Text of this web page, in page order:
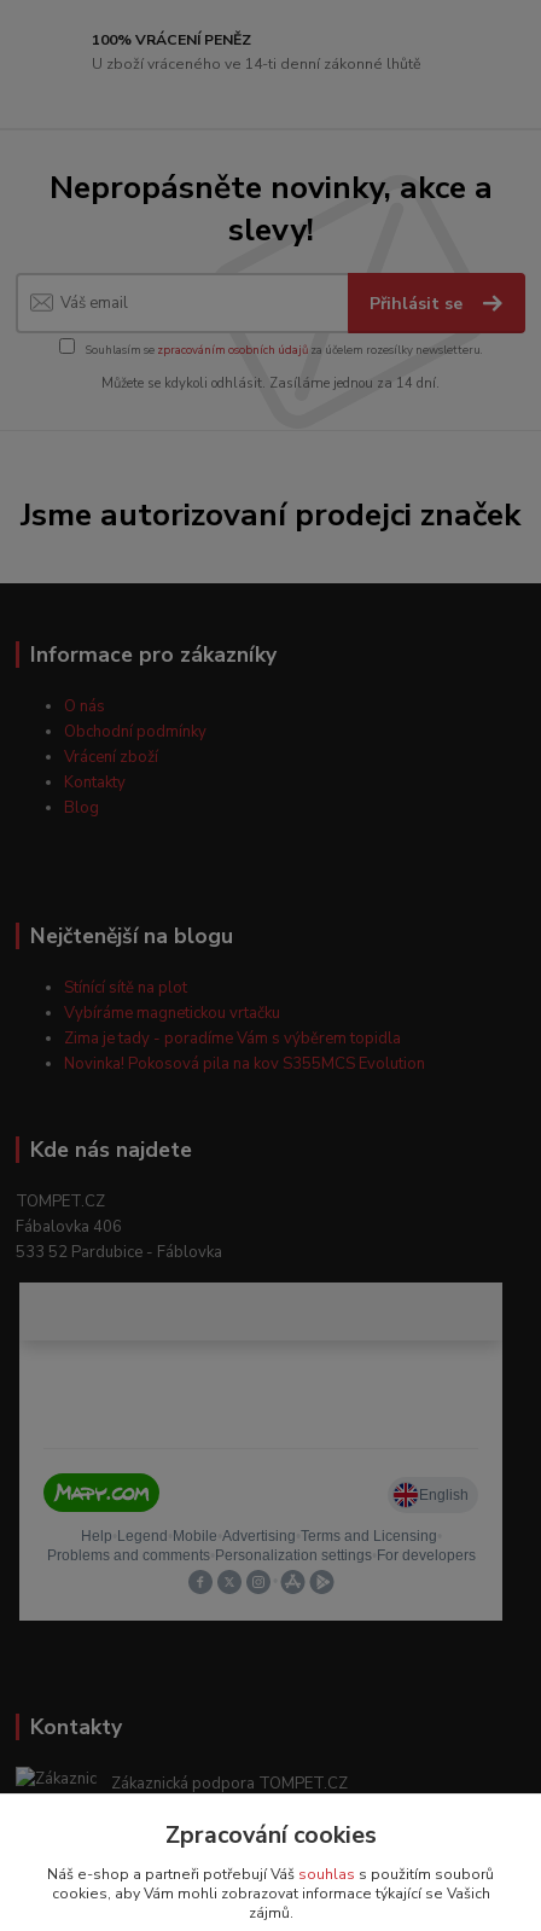
100% VRÁCENÍ PENĚZ
U zboží vráceného ve 14-ti denní zákonné lhůtě
Nepropásněte novinky, akce a
slevy!
Přihlásit se
Souhlasím se zpracováním osobních údajůza účelem rozesílky newsletteru.
Můžete se kdykoli odhlásit. Zasíláme jednou za 14 dní.
Jsme autorizovaní prodejci značek
Informace pro zákazníky
O nás
Obchodní podmínky
Vrácení zboží
Kontakty
Blog
Nejčtenější na blogu
Stínící sítě na plot
Vybíráme magnetickou vrtačku
Zima je tady - poradíme Vám s výběrem topidla
Novinka! Pokosová pila na kov S355MCS Evolution
Kde nás najdete
TOMPET.CZ
Fábalovka 406
533 52 Pardubice - Fáblovka
Kontakty
Zákaznická podpora TOMPET.CZ
(Po-Ne, 8-20 hod.)
obchod@tompet.cz
Zpracování cookies
Náš e-shop a partneři potřebují Váš souhlas s použitím souborů
cookies, aby Vám mohli zobrazovat informace týkající se Vašich
zájmů.